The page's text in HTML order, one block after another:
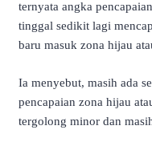
ternyata angka
tinggal sedikit lagi
baru masuk zona hijau
Ia menyebut, masih ada
pencapaian zona hijau
tergolong minor dan